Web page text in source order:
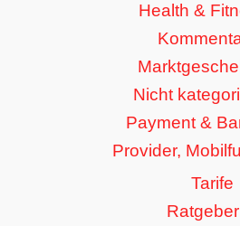
Health &
Nicht
Payment &
Provider,
Tarife
Ratgeber